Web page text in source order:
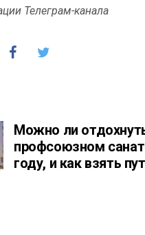
Телеграм-канала
Можно ли
профсоюзном
году, и как взять